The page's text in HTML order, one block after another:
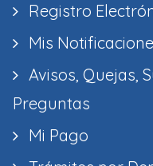
Registro
Mis
Avisos, Quejas,
Preguntas
Mi Pago